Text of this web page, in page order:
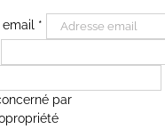
email *
par